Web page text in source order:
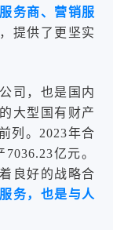
务商、营销服
，提供了更坚实
司，也是国内
大型国有财产
列。2023年合
亿元。
良好的战略合
务，也是与人